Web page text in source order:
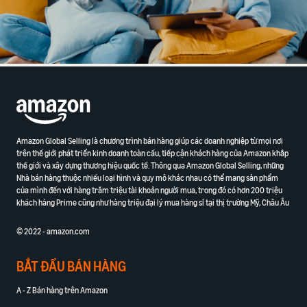
Amazon Global Selling là chương trình bán hàng giúp các doanh nghiệp từ mọi nơi
trên thế giới phát triển kinh doanh toàn cầu, tiếp cận khách hàng của Amazon khắp
thế giới và xây dựng thương hiệu quốc tế. Thông qua Amazon Global Selling, những
Nhà bán hàng thuộc nhiều loại hình và quy mô khác nhau có thể mang sản phẩm
của mình đến với hàng trăm triệu tài khoản người mua, trong đó có hơn 200 triệu
khách hàng Prime cũng như hàng triệu đại lý mua hàng sỉ tại thị trường Mỹ, Châu Âu
© 2022 - amazon.com
BẮT ĐẦU BÁN HÀNG
A - Z Bán hàng trên Amazon